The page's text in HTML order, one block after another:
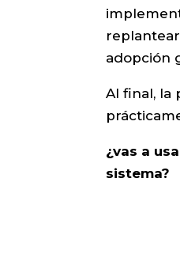
adopción
Al final, la
¿vas a
sistema?